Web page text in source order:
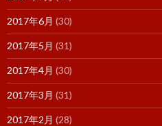
2017年6月 (30)
2017年5月 (31)
2017年4月 (30)
2017年3月 (31)
2017年2月 (28)